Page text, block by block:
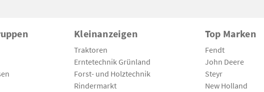
Kleinanzeigen
Traktoren
Erntetechnik Grünland
Forst- und Holztechnik
Rindermarkt
Top Marken
Fendt
John Deere
Steyr
New Holland